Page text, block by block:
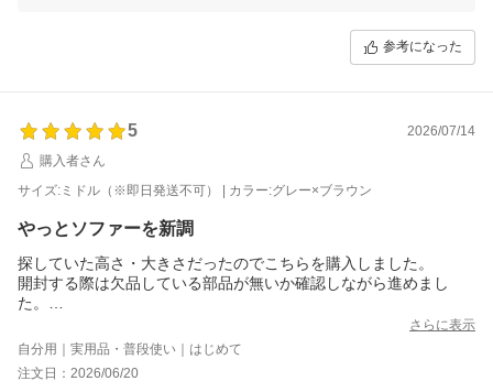
参考になった
5
2026/07/14
購入者さん
サイズ:ミドル（※即日発送不可） | カラー:グレー×ブラウン
やっとソファーを新調
探していた高さ・大きさだったのでこちらを購入しました。
開封する際は欠品している部品が無いか確認しながら進めまし
た。
特に問題なく、配置や片付け含めて大人2人で20分くらいで終了。
作りがしっかりしていて安心しました。
レザーとの組み合わせのデザインが落ち着いていて気に入りまし
た。
さらに表示
自分用｜実用品・普段使い｜はじめて
注文日：2026/06/20